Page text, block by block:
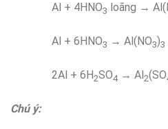
Al + 4HNO3 loãng →
Al + 6HNO3 → Al(NO3)3
2Al + 6H2SO4 → Al 2(SO
Chú ý: